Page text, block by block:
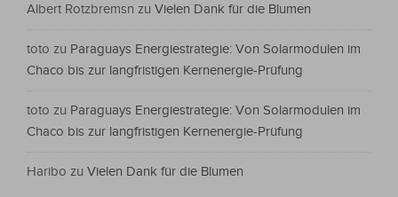
Albert Rotzbremsn zu Vielen Dank für die Blumen
toto zu Paraguays Energiestrategie: Von Solarmodulen im
Chaco bis zur langfristigen Kernenergie-Prüfung
toto zu Paraguays Energiestrategie: Von Solarmodulen im
Chaco bis zur langfristigen Kernenergie-Prüfung
Haribo zu Vielen Dank für die Blumen